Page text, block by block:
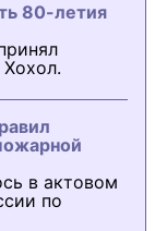
80-летия
Хохол.
в актовом
по